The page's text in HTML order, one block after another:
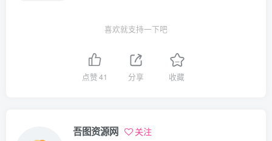
喜欢就支持一下吧
点赞41 分享 收藏
吾图资源网 关注